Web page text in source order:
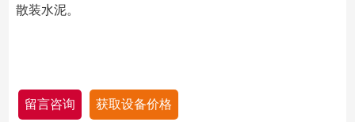
散装水泥。
留言咨询 获取设备价格